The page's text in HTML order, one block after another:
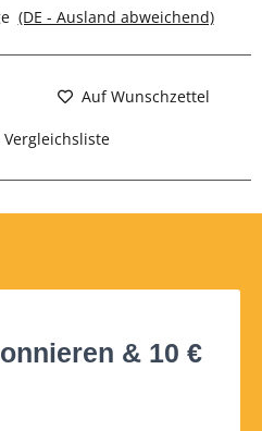
(DE - Ausland abweichend)
Auf Wunschzettel